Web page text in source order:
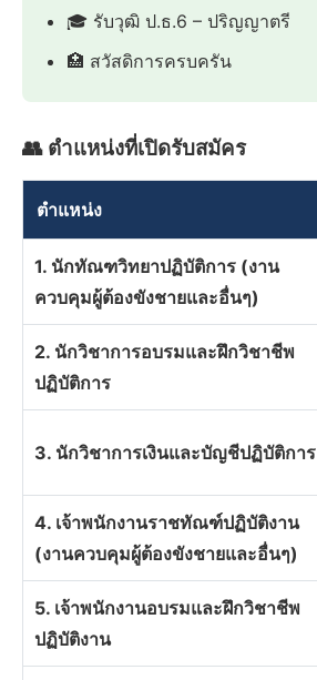
🎓 รับวุฒิ ป.ธ.6 – ปริญญาตรี
🏥 สวัสดิการครบครัน
👥 ตำแหน่งที่เปิดรับสมัคร
ตำแหน่ง
1. นักทัณฑวิทยาปฏิบัติการ (งาน
ควบคุมผู้ต้องขังชายและอื่นๆ)
2. นักวิชาการอบรมและฝึกวิชาชีพ
ปฏิบัติการ
3. นักวิชาการเงินและบัญชีปฏิบัติการ
4. เจ้าพนักงานราชทัณฑ์ปฏิบัติงาน
(งานควบคุมผู้ต้องขังชายและอื่นๆ)
5. เจ้าพนักงานอบรมและฝึกวิชาชีพ
ปฏิบัติงาน